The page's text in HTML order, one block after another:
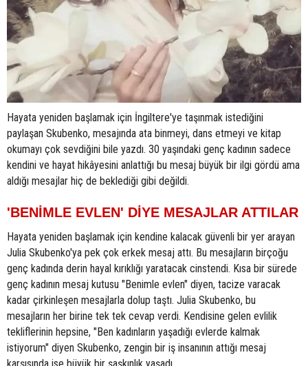
Hayata yeniden başlamak için İngiltere'ye taşınmak istediğini
paylaşan Skubenko, mesajında ata binmeyi, dans etmeyi ve kitap
okumayı çok sevdiğini bile yazdı. 30 yaşındaki genç kadının sadece
kendini ve hayat hikâyesini anlattığı bu mesaj büyük bir ilgi gördü ama
aldığı mesajlar hiç de beklediği gibi değildi.
'BENİMLE EVLEN' DİYE MESAJLAR ATTILAR
Hayata yeniden başlamak için kendine kalacak güvenli bir yer arayan
Julia Skubenko'ya pek çok erkek mesaj attı. Bu mesajların birçoğu
genç kadında derin hayal kırıklığı yaratacak cinstendi. Kısa bir sürede
genç kadının mesaj kutusu "Benimle evlen" diyen, tacize varacak
kadar çirkinleşen mesajlarla dolup taştı. Julia Skubenko, bu
mesajların her birine tek tek cevap verdi. Kendisine gelen evlilik
tekliflerinin hepsine, "Ben kadınların yaşadığı evlerde kalmak
istiyorum" diyen Skubenko, zengin bir iş insanının attığı mesaj